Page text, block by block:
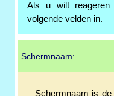
Als u wilt
volgende velden in.
Schermnaam:
Schermnaam is